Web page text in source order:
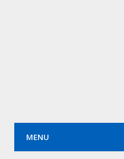
MENU